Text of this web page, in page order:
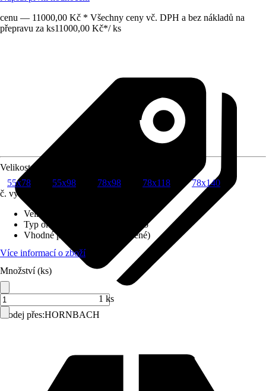
cenu — 11000,00 Kč * Všechny ceny vč. DPH a bez nákladů na
přepravu za ks11000,00 Kč*/ ks
Prodej přes:HORNBACH
Velikost (šxv) v cm
55x78
55x98 78x98 78x118
78x140
č. výrobku
Velikost (šxv) v cm
Typ okna
Výklopně kyvné okno
Vhodné pro
Podkroví (vytápěné)
Více informací o zboží
Množství (ks)
1 ks